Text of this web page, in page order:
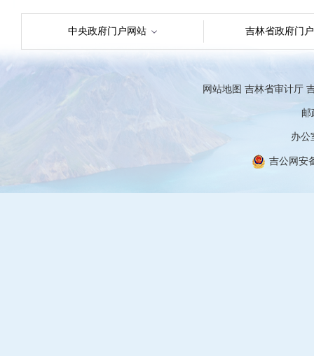
中央政府门户网站 吉林省政府门
网站地图 吉林省审计厅
邮
办公
吉公网安